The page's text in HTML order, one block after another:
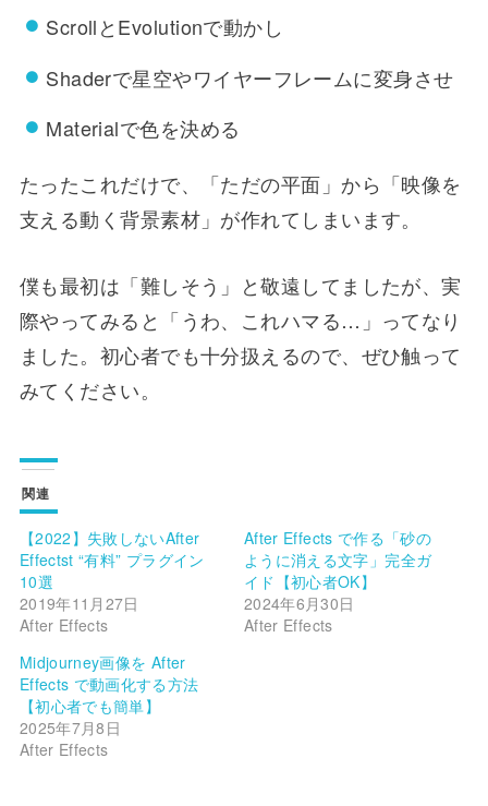
ScrollとEvolutionで動かし
Shaderで星空やワイヤーフレームに変身させ
Materialで色を決める
たったこれだけで、「ただの平面」から「映像を
支える動く背景素材」が作れてしまいます。
僕も最初は「難しそう」と敬遠してましたが、実
際やってみると「うわ、これハマる…」ってなり
ました。初心者でも十分扱えるので、ぜひ触って
みてください。
関連
【2022】失敗しないAfter
Effectst “有料” プラグイン
10選
2019年11月27日
After Effects
After Effects で作る「砂の
ように消える文字」完全ガ
イド【初心者OK】
2024年6月30日
After Effects
Midjourney画像を After
Effects で動画化する方法
【初心者でも簡単】
2025年7月8日
After Effects